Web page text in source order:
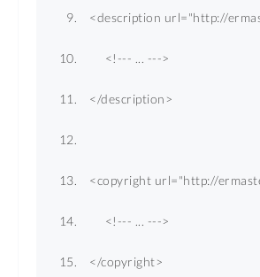
<description url="http://
<!--- ... --->
</description >
<copyright url="http://
<!--- ... --->
</copyright>